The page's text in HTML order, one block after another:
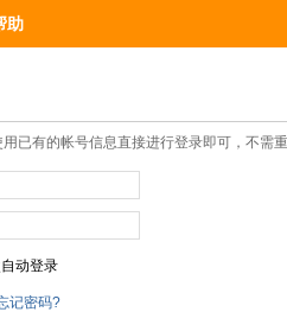
助
已有的帐号信息直接进行登录即可，不需
动登录
记密码?